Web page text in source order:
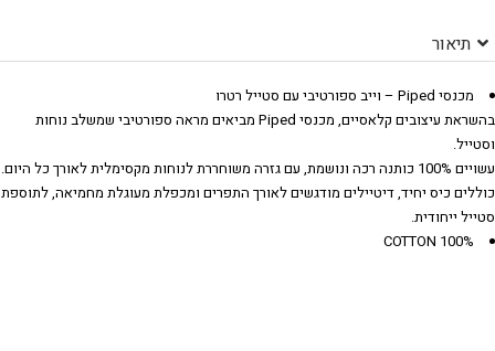
תיאור
מכנסי Piped – וייב ספורטיבי עם סטייל רטרו
בהשראת עיצובים קלאסיים, מכנסי Piped מביאים מראה ספורטיבי שמשלב נוחות
וסטייל.
עשויים 100% כותנה רכה ונושמת, עם גזרה משוחררת לנוחות מקסימלית לאורך כל היום.
כוללים כיס יחיד, דיטיילים מודגשים לאורך התפרים ומכפלת מעוגלת מחמיאה, לתוספת
סטייל ייחודית.
100% COTTON